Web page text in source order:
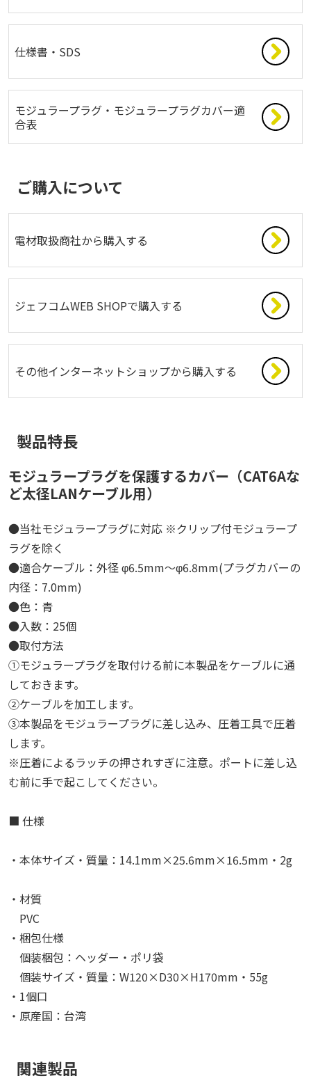
仕様書・SDS
モジュラープラグ・モジュラープラグカバー適
合表
ご購入について
電材取扱商社から購入する
ジェフコムWEB SHOPで購入する
その他インターネットショップから購入する
製品特長
モジュラープラグを保護するカバー（CAT6Aな
ど太径LANケーブル用）
●当社モジュラープラグに対応 ※クリップ付モジュラープ
ラグを除く
●適合ケーブル：外径 φ6.5mm～φ6.8mm(プラグカバーの
内径：7.0mm)
●色：青
●入数：25個
●取付方法
①モジュラープラグを取付ける前に本製品をケーブルに通
しておきます。
②ケーブルを加工します。
③本製品をモジュラープラグに差し込み、圧着工具で圧着
します。
※圧着によるラッチの押されすぎに注意。ポートに差し込
む前に手で起こしてください。
■ 仕様
・本体サイズ・質量：14.1mm×25.6mm×16.5mm・2g
・材質
PVC
・梱包仕様
個装梱包：ヘッダー・ポリ袋
個装サイズ・質量：W120×D30×H170mm・55g
・1個口
・原産国：台湾
関連製品